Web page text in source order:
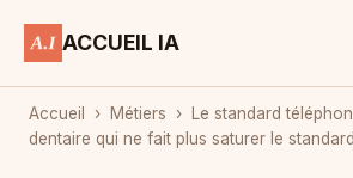
ACCUEIL IA
Accueil › Métiers ›
Le standard
dentaire qui ne fait plus saturer le standard